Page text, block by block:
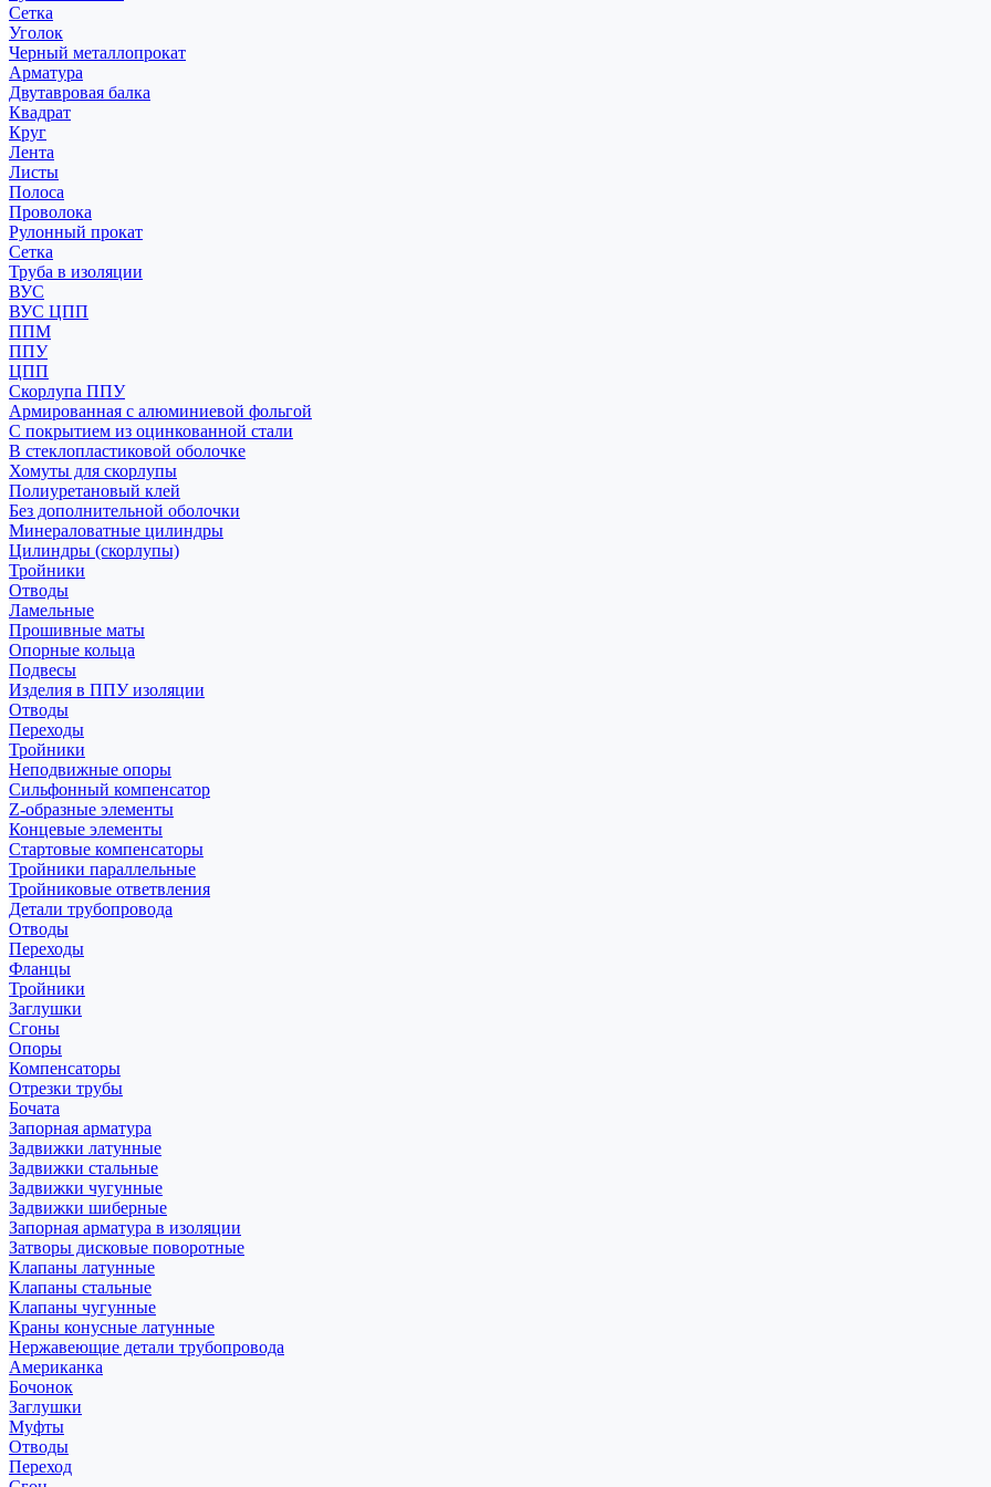
Сетка
Уголок
Черный металлопрокат
Арматура
Двутавровая балка
Квадрат
Круг
Лента
Листы
Полоса
Проволока
Рулонный прокат
Сетка
Труба в изоляции
ВУС
ВУС ЦПП
ППМ
ППУ
ЦПП
Скорлупа ППУ
Армированная с алюминиевой фольгой
С покрытием из оцинкованной стали
В стеклопластиковой оболочке
Хомуты для скорлупы
Полиуретановый клей
Без дополнительной оболочки
Минераловатные цилиндры
Цилиндры (скорлупы)
Тройники
Отводы
Ламельные
Прошивные маты
Опорные кольца
Подвесы
Изделия в ППУ изоляции
Отводы
Переходы
Тройники
Неподвижные опоры
Cильфонный компенсатор
Z-образные элементы
Концевые элементы
Стартовые компенсаторы
Тройники параллельные
Тройниковые ответвления
Детали трубопровода
Отводы
Переходы
Фланцы
Тройники
Заглушки
Сгоны
Опоры
Компенсаторы
Отрезки трубы
Бочата
Запорная арматура
Задвижки латунные
Задвижки стальные
Задвижки чугунные
Задвижки шиберные
Запорная арматура в изоляции
Затворы дисковые поворотные
Клапаны латунные
Клапаны стальные
Клапаны чугунные
Краны конусные латунные
Нержавеющие детали трубопровода
Американка
Бочонок
Заглушки
Муфты
Отводы
Переход